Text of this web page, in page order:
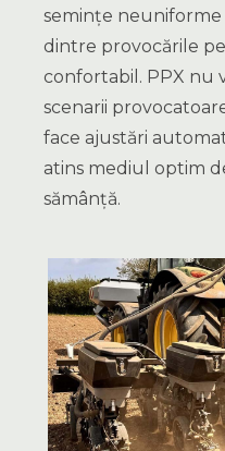
semințe neuniforme
dintre provocările
confortabil. PPX nu
scenarii
face ajustări
atins mediul optim
sămânță.